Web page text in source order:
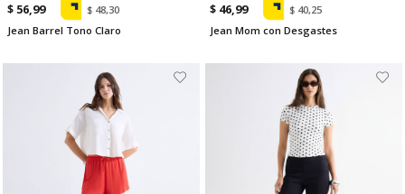
$ 56,99
$ 48,30
Jean Barrel Tono Claro
$ 46,99
$ 40,25
Jean Mom con Desgastes